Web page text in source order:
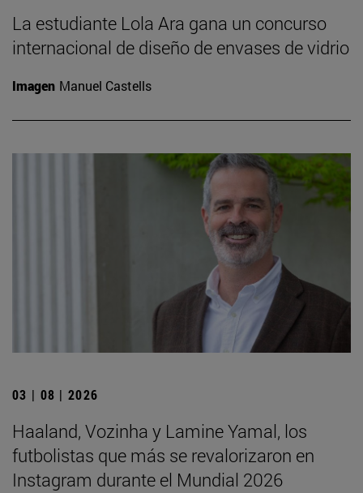
La estudiante Lola Ara gana un concurso
internacional de diseño de envases de vidrio
Imagen Manuel Castells
03 | 08 | 2026
Haaland, Vozinha y Lamine Yamal, los
futbolistas que más se revalorizaron en
Instagram durante el Mundial 2026